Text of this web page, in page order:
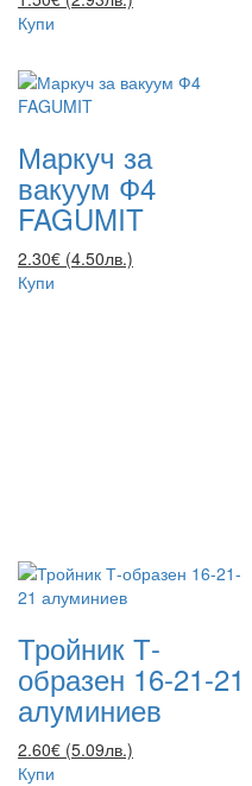
Купи
Маркуч за
вакуум Ф4
FAGUMIT
2.30€ (4.50лв.)
Купи
Тройник Т-
образен 16-21-21
алуминиев
2.60€ (5.09лв.)
Купи